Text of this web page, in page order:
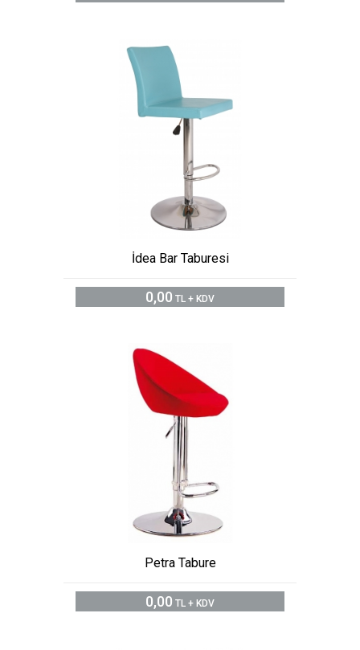
İdea Bar Taburesi
0,00 TL + KDV
Petra Tabure
0,00 TL + KDV